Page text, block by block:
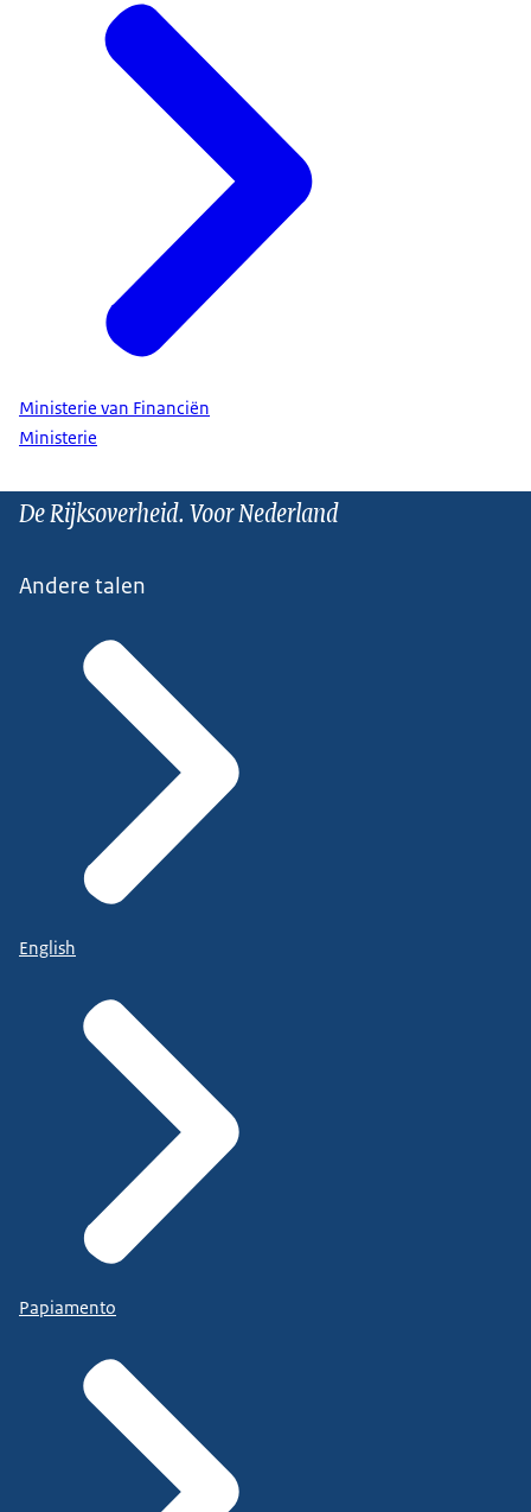
Ministerie van Financiën
Ministerie
De Rijksoverheid. Voor Nederland
Andere talen
English
Papiamento